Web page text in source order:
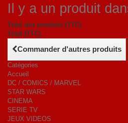
Il y a un produit
Total des produits (TTC)
Total (TTC)
Commander d'autres produits
Catégories
Accueil
DC / COMICS / MARVEL
STAR WARS
CINEMA
SERIE TV
JEUX VIDEOS